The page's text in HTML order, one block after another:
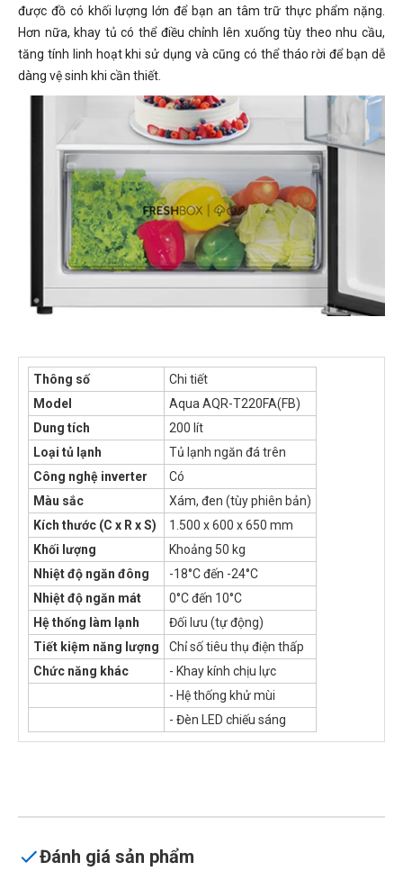
được đồ có khối lượng lớn để bạn an tâm trữ thực phẩm nặng.
Hơn nữa, khay tủ có thể điều chỉnh lên xuống tùy theo nhu cầu,
tăng tính linh hoạt khi sử dụng và cũng có thể tháo rời để bạn dễ
dàng vệ sinh khi cần thiết.
Thông số
Chi tiết
Model
Aqua AQR-T220FA(FB)
Dung tích
200 lít
Loại tủ lạnh
Tủ lạnh ngăn đá trên
Công nghệ inverter
Có
Màu sắc
Xám, đen (tùy phiên bản)
Kích thước (C x R x S)
1.500 x 600 x 650 mm
Khối lượng
Khoảng 50 kg
Nhiệt độ ngăn đông
-18°C đến -24°C
Nhiệt độ ngăn mát
0°C đến 10°C
Hệ thống làm lạnh
Đối lưu (tự động)
Tiết kiệm năng lượng
Chỉ số tiêu thụ điện thấp
Chức năng khác
- Khay kính chịu lực
- Hệ thống khử mùi
- Đèn LED chiếu sáng
Đánh giá sản phẩm